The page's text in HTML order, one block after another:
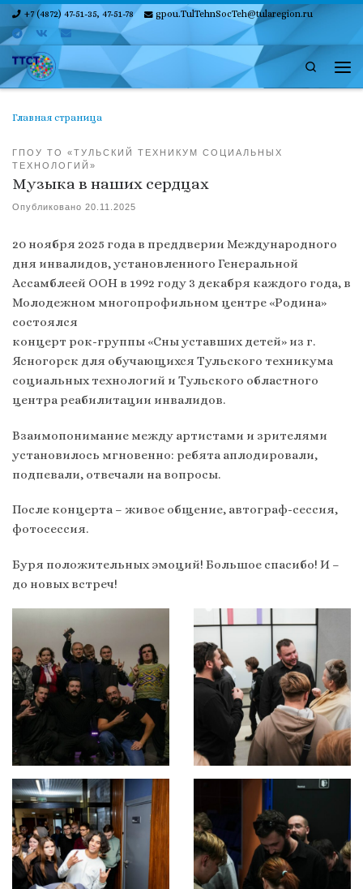
Skip to content
+7 (4872) 47-51-35, 47-51-78 gpou.TulTehnSocTeh@tularegion.ru
Search
Главная страница
ГПОУ ТО «ТУЛЬСКИЙ ТЕХНИКУМ СОЦИАЛЬНЫХ
ТЕХНОЛОГИЙ»
Музыка в наших сердцах
Опубликовано 20.11.2025
20 ноября 2025 года в преддверии Международного
дня инвалидов, установленного Генеральной
Ассамблеей ООН в 1992 году 3 декабря каждого года, в
Молодежном многопрофильном центре «Родина»
состоялся
концерт рок-группы «Сны уставших детей» из г.
Ясногорск для обучающихся Тульского техникума
социальных технологий и Тульского областного
центра реабилитации инвалидов.
Взаимопонимание между артистами и зрителями
установилось мгновенно: ребята аплодировали,
подпевали, отвечали на вопросы.
После концерта – живое общение, автограф-сессия,
фотосессия.
Буря положительных эмоций! Большое спасибо! И –
до новых встреч!